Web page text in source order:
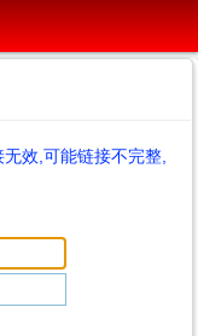
效,可能链接不完整,